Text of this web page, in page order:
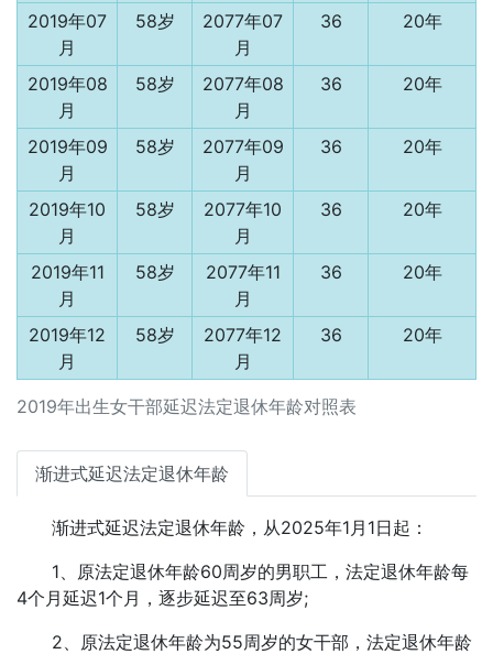
2019年出生女干部延迟法定退休年龄对照表
2019年07
月
58岁
2077年07
月
36 20年
2019年08
月
58岁
2077年08
月
36 20年
2019年09
月
58岁
2077年09
月
36 20年
2019年10
月
58岁
2077年10
月
36 20年
2019年11
月
58岁
2077年11
月
36 20年
2019年12
月
58岁
2077年12
月
36 20年
渐进式延迟法定退休年龄
渐进式延迟法定退休年龄，从2025年1月1日起：
1、原法定退休年龄60周岁的男职工，法定退休年龄每
4个月延迟1个月，逐步延迟至63周岁;
2、原法定退休年龄为55周岁的女干部，法定退休年龄